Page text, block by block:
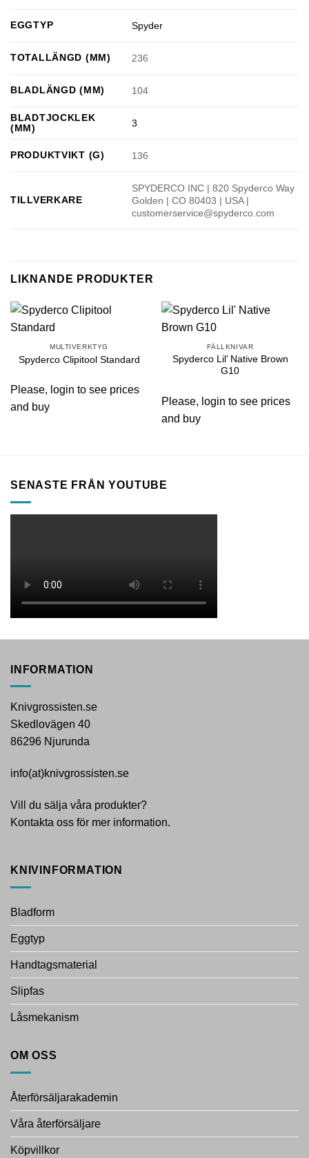
EGGTYP Spyder
TOTALLÄNGD (MM) 236
BLADLÄNGD (MM) 104
BLADTJOCKLEK
(MM)
3
PRODUKTVIKT (G) 136
TILLVERKARE
SPYDERCO INC | 820 Spyderco Way
Golden | CO 80403 | USA |
customerservice@spyderco.com
LIKNANDE PRODUKTER
MULTIVERKTYG
Spyderco Clipitool Standard
Please, login to see prices
and buy
FÄLLKNIVAR
Spyderco Lil’ Native Brown
G10
Please, login to see prices
and buy
SENASTE FRÅN YOUTUBE
INFORMATION
Knivgrossisten.se
Skedlovägen 40
86296 Njurunda
info(at)knivgrossisten.se
Vill du sälja våra produkter?
Kontakta oss för mer information.
KNIVINFORMATION
Bladform
Eggtyp
Handtagsmaterial
Slipfas
Låsmekanism
OM OSS
Återförsäljarakademin
Våra återförsäljare
Köpvillkor